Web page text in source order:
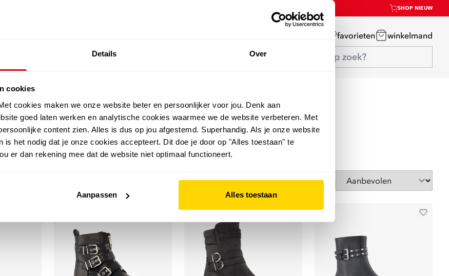
Details Over
cookies
cookies maken we onze website beter en persoonlijker voor jou. Denk aan
goed laten werken en analytische cookies waarmee we de website verbeteren. Met
content zien. Alles is dus op jou afgestemd. Superhandig. Als je onze website
is het nodig dat je onze cookies accepteert. Dit doe je door op "Alles toestaan" te
er dan rekening mee dat de website niet optimaal functioneert.
Aanpassen Alles toestaan
SHOP NIEUW
favorieten winkelmand
merken
Sorteer op